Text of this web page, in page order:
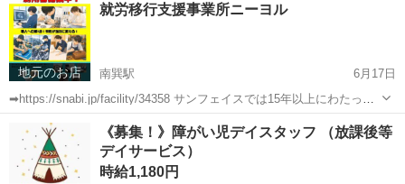
ど、障がいがある人たちとコミュニケーションをしっかり取
って、子ども達が少しずつ経験値を積むためのサポートをし
ます。
そして"夢"を持って生きていける社会を目指しています。
サンフェイスでは、子ども達の個性はもちろんですが、スタ
ッフの個性も大切にしています！
なので、髪色は超自由！
地元のお店
就労移行支援事業所ニーヨル
南巽駅
6月17日
➡https://snabi.jp/facility/34358 サンフェイスでは15年以上にわたって
全国の福祉作業所の技術を活用し、障がい者のスキルを活かした商品
の開発・販売を行うアパレルブランドや、米や卵などの福祉...
南巽駅 その他 ビジネスマナー
《募集！》障がい児デイスタッフ （放課後等
デイサービス）
時給1,180円